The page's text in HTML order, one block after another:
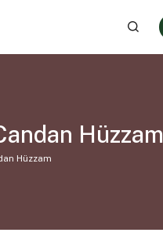
Hüzzam
Hüzzam